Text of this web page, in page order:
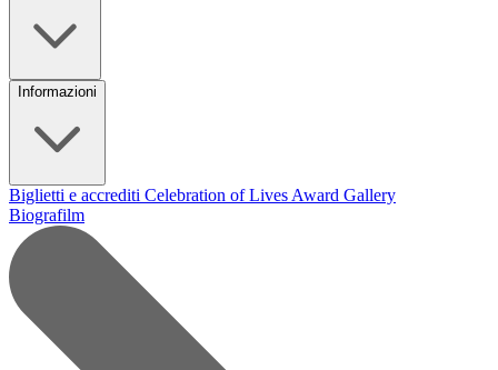
Informazioni
Biglietti e accrediti Celebration of Lives Award Gallery
Biografilm